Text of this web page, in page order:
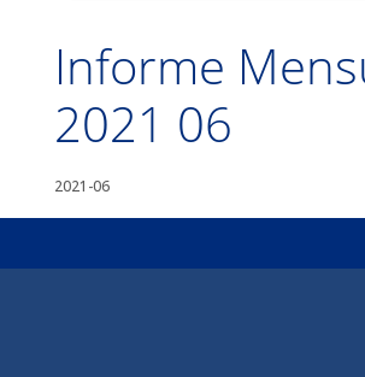
Informe
2021 06
2021-06